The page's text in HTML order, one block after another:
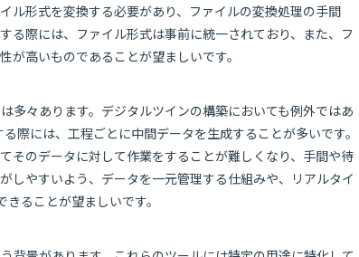
ル形式を変換する必要があり、ファイルの変換処理の手間
る際には、ファイル形式は事前に統一されており、また、フ
高いものであることが望ましいです。
多々あります。デジタルツインの構築においても例外ではあ
際には、工程ごとに中間データを生成することが多いです。
そのデータに対して作業をすることが難しくなり、手間や待
しやすいよう、データを一元管理する仕組みや、リアルタイ
ることが望ましいです。